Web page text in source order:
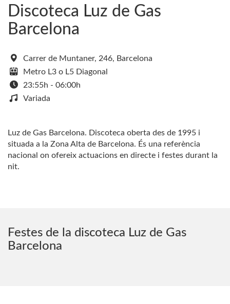
Discoteca Luz de Gas
Barcelona
Carrer de Muntaner, 246, Barcelona
Metro L3 o L5 Diagonal
23:55h - 06:00h
Variada
Luz de Gas Barcelona. Discoteca oberta des de 1995 i
situada a la Zona Alta de Barcelona. És una referència
nacional on ofereix actuacions en directe i festes durant la
nit.
Festes de la discoteca Luz de Gas
Barcelona